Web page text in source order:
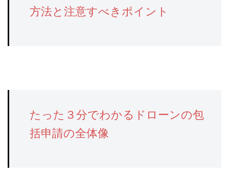
方法と注意すべきポイント
たった３分でわかるドローンの包
括申請の全体像